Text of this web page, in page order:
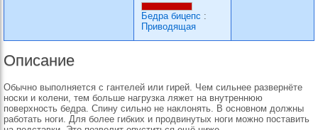
Бедра бицепс :
Приводящая
Описание
Обычно выполняется с гантелей или гирей. Чем сильнее развернёте
носки и колени, тем больше нагрузка ляжет на внутреннюю
поверхность бедра. Спину сильно не наклонять. В основном должны
работать ноги. Для более гибких и продвинутых ноги можно поставить